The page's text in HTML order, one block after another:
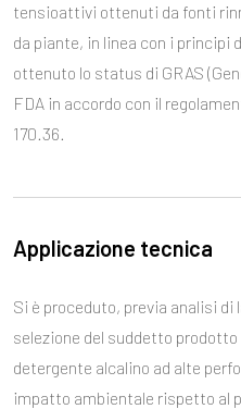
tensioattivi ottenuti da fonti
da piante, in linea con i principi
ottenuto lo status di GRAS
FDA in accordo con il
170.36.
Applicazione tecnica
Si è proceduto, previa analisi
selezione del suddetto
detergente alcalino ad alte
impatto ambientale rispetto al